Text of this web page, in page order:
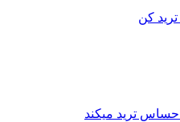
کن
ترید میکند